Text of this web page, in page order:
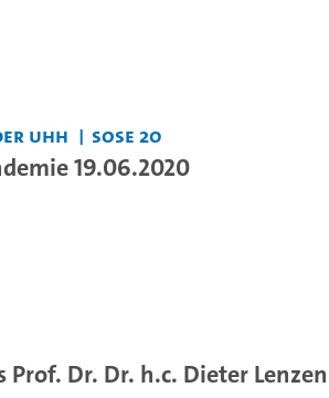
UHH SoSe 20
19.06.2020
Dr. Dr. h.c. Dieter Lenzen